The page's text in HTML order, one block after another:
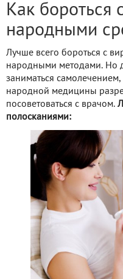
Как бороться
народными
Лучше всего бороться с
народными методами. Но
заниматься самолечением,
народной медицины
посоветоваться с врачом.
полосканиями: